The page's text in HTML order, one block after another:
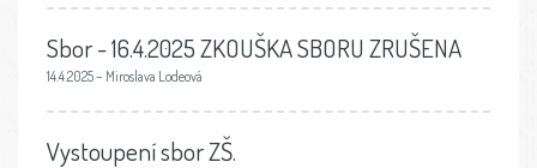
Sbor - 16.4.2025 ZKOUŠKA SBORU ZRUŠENA
14.4.2025 – Miroslava Lodeová
Vystoupení sbor ZŠ.